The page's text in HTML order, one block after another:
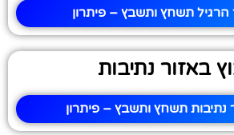
הרגיל תשחץ ותשבץ – פיתרון
באזור נתיבות
נתיבות תשחץ ותשבץ – פיתרון